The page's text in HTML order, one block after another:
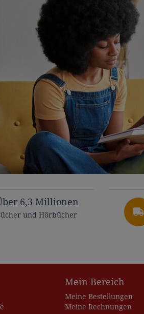
6,3 Millionen
und Hörbücher
Mein Bereich
Meine Bestellungen
Meine Rechnungen